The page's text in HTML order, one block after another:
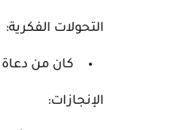
التحولات الفكرية:
كان من دعاة
الإنجازات: